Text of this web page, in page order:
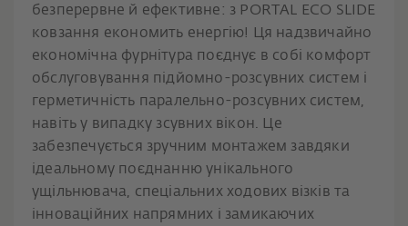
безперервне й ефективне: з PORTAL ECO SLIDE
ковзання економить енергію! Ця надзвичайно
економічна фурнітура поєднує в собі комфорт
обслуговування підйомно-розсувних систем і
герметичність паралельно-розсувних систем,
навіть у випадку зсувних вікон. Це
забезпечується зручним монтажем завдяки
ідеальному поєднанню унікального
ущільнювача, спеціальних ходових візків та
інноваційних напрямних і замикаючих